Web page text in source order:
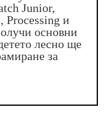
Junior,
и
основни
лесно ще
за